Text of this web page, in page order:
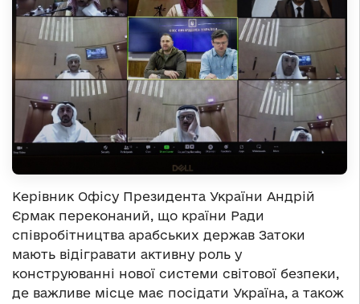
Керівник Офісу Президента України Андрій
Єрмак переконаний, що країни Ради
співробітництва арабських держав Затоки
мають відігравати активну роль у
конструюванні нової системи світової безпеки,
де важливе місце має посідати Україна, а також